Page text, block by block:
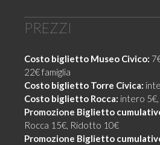
PREZZI
Costo biglietto Museo Civico:
22€ famiglia
Costo biglietto Torre Civica:
Costo biglietto Rocca: intero
Promozione Biglietto
Rocca 15€, Ridotto 10€
Promozione Biglietto